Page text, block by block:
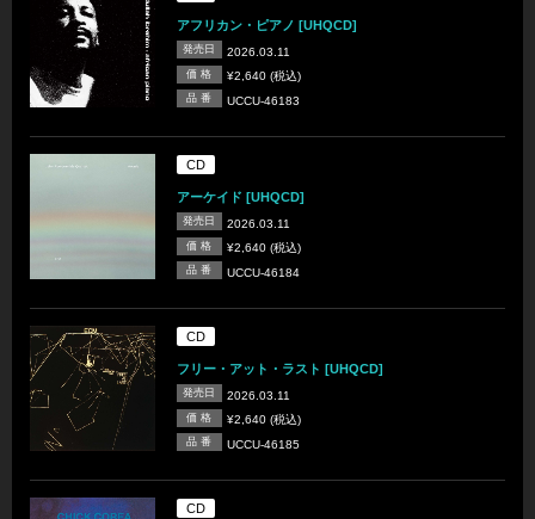
アフリカン・ピアノ [UHQCD]
発売日 2026.03.11
価 格 ¥2,640 (税込)
品 番 UCCU-46183
CD
アーケイド [UHQCD]
発売日 2026.03.11
価 格 ¥2,640 (税込)
品 番 UCCU-46184
CD
フリー・アット・ラスト [UHQCD]
発売日 2026.03.11
価 格 ¥2,640 (税込)
品 番 UCCU-46185
CD